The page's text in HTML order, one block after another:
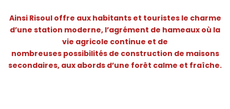
Ainsi Risoul offre aux habitants et touristes le charme
d’une station moderne, l’agrément de hameaux où la
vie agricole continue et de
nombreuses possibilités de construction de maisons
secondaires, aux abords d’une forêt calme et fraîche.